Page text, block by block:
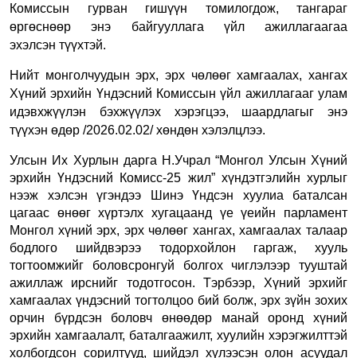
Комиссын гурван гишүүн томилогдож, тангараг
өргөснөөрэнэ байгууллага үйл ажиллагаагаа
эхэлсэн түүхтэй.
Нийт монголчуудын эрх, эрх чөлөөг хамгаалах, хангах
Хүний эрхийн Үндэсний Комиссын үйл ажиллагааг улам
идэвхжүүлэн бэхжүүлэх хэрэгцээ, шаардлагыг энэ
түүхэн өдөр /2026.02.02/ хөндөн хэлэлцлээ.
Улсын Их Хурлын дарга Н.Учрал “Монгол Улсын Хүний
эрхийн Үндэсний Комисс-25 жил” хүндэтгэлийн хурлыг
нээж хэлсэн үгэндээ Шинэ Үндсэн хуулиа баталсан
цагаас өнөөг хүртэлх хугацаанд үе үеийн парламент
Монгол хүний эрх, эрх чөлөөг хангах, хамгаалах талаар
бодлого шийдвэрээ тодорхойлон гаргаж, хууль
тогтоомжийг боловсронгуй болгох чиглэлээр тууштай
ажиллаж ирснийг тодотгосон. Тэрбээр, Хүний эрхийг
хамгаалах үндэсний тогтолцоо бий болж, эрх зүйн зохих
орчин бүрдсэн боловч өнөөдөр манай оронд хүний
эрхийн хамгаалалт, баталгаажилт, хуулийн хэрэгжилттэй
холбогдсон сорилтууд, шийдэл хүлээсэн олон асуудал